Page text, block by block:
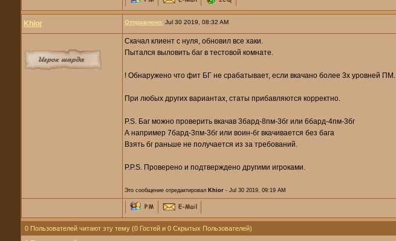
Khior Отправлено:Jul 30 2019, 08:32 AM
Скачал клиент с нуля, обновил все хаки.
Пытался выловить баг в тестовой комнате.
! Обнаружено что фит БГ не срабатывает, если вкачано более 3х уровней ПМ.
При любых других вариантах, статы прибавляются корректно.
P.S. Баг можно проверить вкачав 3бард-8пм-3бг или 6бард-4пм-3бг
А например 7бард-3пм-3бг или воин-бг вкачивается без бага
Взять бг раньше не получается из за требований.
P.P.S. Проверено и подтверждено другими игроками.
Это сообщение отредактировал Khior- Jul 30 2019, 09:19 AM
0 Пользователей читают эту тему (0 Гостей и 0 Скрытых Пользователей)